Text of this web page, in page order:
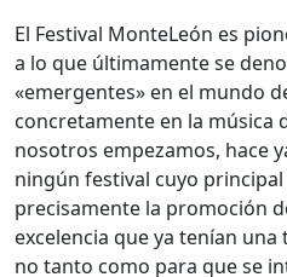
El Festival MonteLeón es
a lo que últimamente se
«emergentes» en el mundo
concretamente en la música
nosotros empezamos, hace
ningún festival cuyo
precisamente la promoción
excelencia que ya tenían
no tanto como para que se